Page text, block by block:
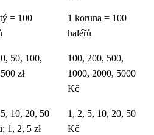
= 100
1 koruna = 100
haléřů
50, 100,
zł
100, 200, 500,
1000, 2000, 5000
Kč
10, 20, 50
1, 2, 5 zł
1, 2, 5, 10, 20, 50
Kč